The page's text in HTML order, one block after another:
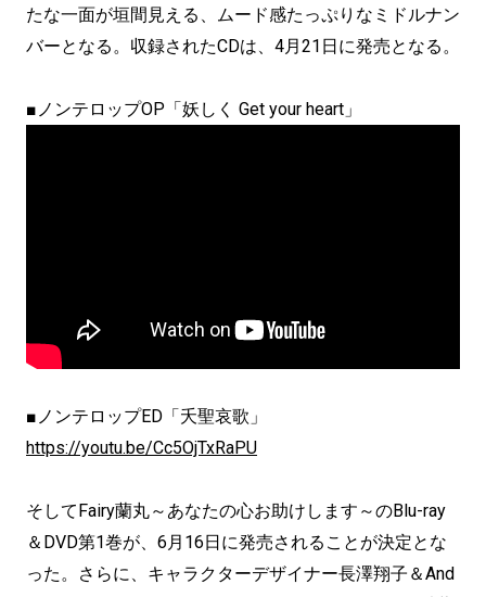
たな一面が垣間見える、ムード感たっぷりなミドルナン
バーとなる。収録されたCDは、4月21日に発売となる。
■ノンテロップOP「妖しく Get your heart」
■ノンテロップED「夭聖哀歌」
https://youtu.be/Cc5OjTxRaPU
そしてFairy蘭丸～あなたの心お助けします～のBlu-ray
＆DVD第1巻が、6月16日に発売されることが決定とな
った。さらに、キャラクターデザイナー長澤翔子＆And